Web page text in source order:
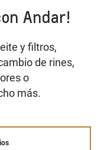
Andar!
y filtros,
de rines,
o
más.